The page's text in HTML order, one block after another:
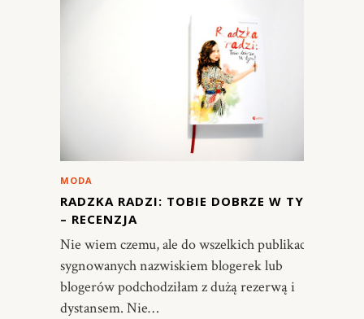
MODA
RADZKA RADZI: TOBIE DOBRZE W TYM
– RECENZJA
Nie wiem czemu, ale do wszelkich publikacji
sygnowanych nazwiskiem blogerek lub
blogerów podchodziłam z dużą rezerwą i
dystansem. Nie…